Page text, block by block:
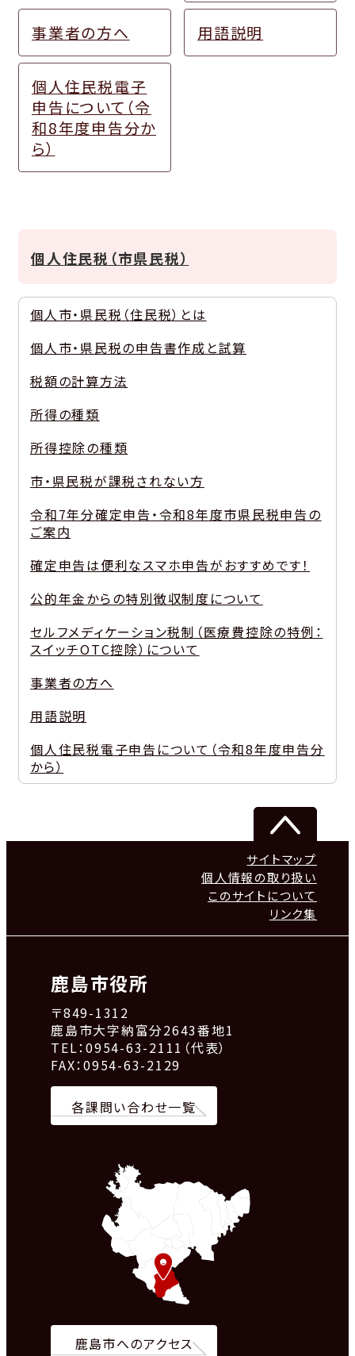
事業者の方へ 用語説明
個人住民税電子
申告について（令
和8年度申告分か
ら）
個人住民税（市県民税）
個人市・県民税（住民税）とは
個人市・県民税の申告書作成と試算
税額の計算方法
所得の種類
所得控除の種類
市・県民税が課税されない方
令和7年分確定申告・令和8年度市県民税申告の
ご案内
確定申告は便利なスマホ申告がおすすめです！
公的年金からの特別徴収制度について
セルフメディケーション税制（医療費控除の特例：
スイッチOTC控除）について
事業者の方へ
用語説明
個人住民税電子申告について（令和8年度申告分
から）
サイトマップ
個人情報の取り扱い
このサイトについて
リンク集
鹿島市役所
〒849-1312
鹿島市大字納富分2643番地1
TEL：0954-63-2111（代表）
FAX：0954-63-2129
各課問い合わせ一覧
鹿島市へのアクセス